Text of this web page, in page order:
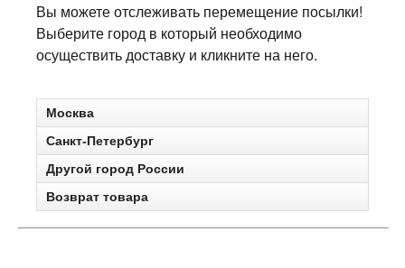
Вы можете отслеживать перемещение посылки!
Выберите город в который необходимо
осуществить доставку и кликните на него.
Москва
Санкт-Петербург
Другой город России
Возврат товара